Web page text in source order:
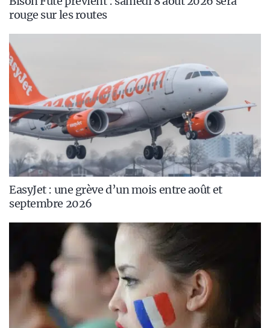
rouge sur les routes
EasyJet : une grève d’un mois entre août et
septembre 2026